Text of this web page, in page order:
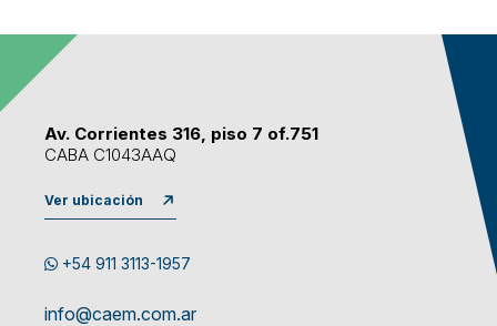
Av. Corrientes 316, piso 7 of.751
CABA C1043AAQ
Ver ubicación
+54 911 3113-1957
info@caem.com.ar